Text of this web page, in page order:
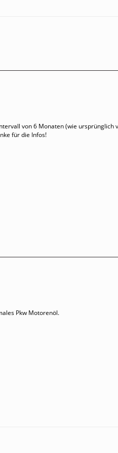
von 6 Monaten (wie
für die Infos!
Pkw Motorenöl.